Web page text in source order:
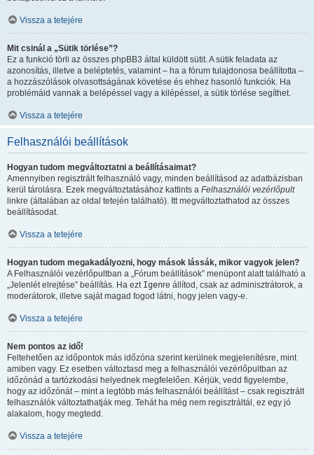
Vissza a tetejére
Mit csinál a „Sütik törlése”?
Ez a funkció törli az összes phpBB3 által küldött sütit. A sütik feladata az
azonosítás, illetve a beléptetés, valamint – ha a fórum tulajdonosa beállította –
a hozzászólások olvasottságának követése és ehhez hasonló funkciók. Ha
problémáid vannak a belépéssel vagy a kilépéssel, a sütik törlése segíthet.
Vissza a tetejére
Felhasználói beállítások
Hogyan tudom megváltoztatni a beállításaimat?
Amennyiben regisztrált felhasználó vagy, minden beállításod az adatbázisban
kerül tárolásra. Ezek megváltoztatásához kattints a Felhasználói vezérlőpult
linkre (általában az oldal tetején található). Itt megváltoztathatod az összes
beállításodat.
Vissza a tetejére
Hogyan tudom megakadályozni, hogy mások lássák, mikor vagyok jelen?
A Felhasználói vezérlőpultban a „Fórum beállítások” menüpont alatt található a
„Jelenlét elrejtése” beállítás. Ha ezt Igenre állítod, csak az adminisztrátorok, a
moderátorok, illetve saját magad fogod látni, hogy jelen vagy-e.
Vissza a tetejére
Nem pontos az idő!
Feltehetően az időpontok más időzóna szerint kerülnek megjelenítésre, mint
amiben vagy. Ez esetben változtasd meg a felhasználói vezérlőpultban az
időzónád a tartózkodási helyednek megfelelően. Kérjük, vedd figyelembe,
hogy az időzónát – mint a legtöbb más felhasználói beállítást – csak regisztrált
felhasználók változtathatják meg. Tehát ha még nem regisztráltál, ez egy jó
alakalom, hogy megtedd.
Vissza a tetejére